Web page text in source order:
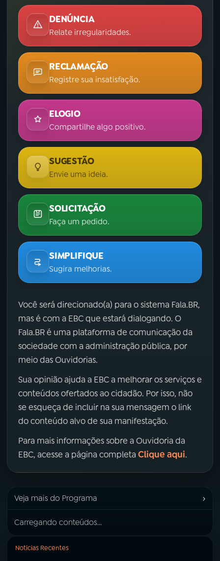
DENÚNCIA
Relate irregularidades.
RECLAMAÇÃO
Registre sua insatisfação.
ELOGIO
Compartilhe algo positivo.
SUGESTÃO
Envie uma ideia.
SOLICITAÇÃO
Faça um pedido.
SIMPLIFIQUE
Sugira melhorias.
Você será direcionado(a) para o sistema Fala.BR,
mas é com a EBC que estará dialogando. O
Fala.BR é uma plataforma de comunicação da
sociedade com a administração pública, por
meio das Ouvidorias.
Sua opinião ajuda a EBC a melhorar os serviços e
conteúdos ofertados ao cidadão. Por isso, não
se esqueça de incluir na sua mensagem o link
do conteúdo alvo de sua manifestação.
Para mais informações sobre a Ouvidoria da
EBC, acesse a página completa Clique aqui.
Veja mais do Programa ›
Carregando conteúdos...
Notícias Recentes